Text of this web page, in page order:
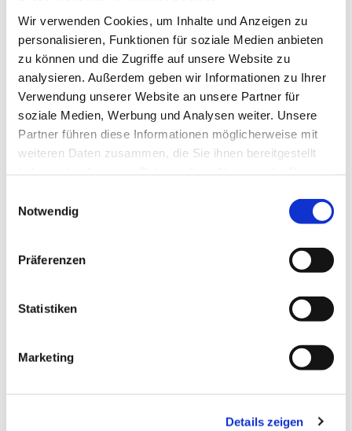
Wir verwenden Cookies, um Inhalte und Anzeigen zu
personalisieren, Funktionen für soziale Medien anbieten
zu können und die Zugriffe auf unsere Website zu
analysieren. Außerdem geben wir Informationen zu Ihrer
Verwendung unserer Website an unsere Partner für
soziale Medien, Werbung und Analysen weiter. Unsere
Partner führen diese Informationen möglicherweise mit
weiteren Daten zusammen, die Sie ihnen bereitgestellt
Notwendig
Präferenzen
Statistiken
Marketing
Details zeigen
Platz 1, 58710 Menden
Beisammen und Willkommen sein!